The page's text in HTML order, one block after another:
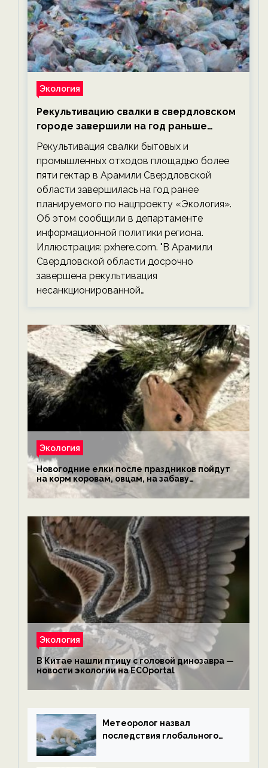
Экология
Рекультивацию свалки в свердловском
городе завершили на год раньше
планируемого срока — новости
экологии на ECOportal
Рекультивация свалки бытовых и
промышленных отходов площадью более
пяти гектар в Арамили Свердловской
области завершилась на год ранее
планируемого по нацпроекту «Экология».
Об этом сообщили в департаменте
информационной политики региона.
Иллюстрация: pxhere.com. "В Арамили
Свердловской области досрочно
завершена рекультивация
несанкционированной…
Экология
Новогодние елки после праздников пойдут
на корм коровам, овцам, на забаву
обезьянам, львам и леопардам — новости
экологии на ECOportal
Экология
В Китае нашли птицу с головой динозавра —
новости экологии на ECOportal
Метеоролог назвал
последствия глобального